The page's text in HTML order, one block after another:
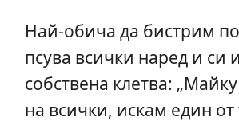
Най-обича да бистрим
псува всички наред и си
собствена клетва:
на всички, искам един от